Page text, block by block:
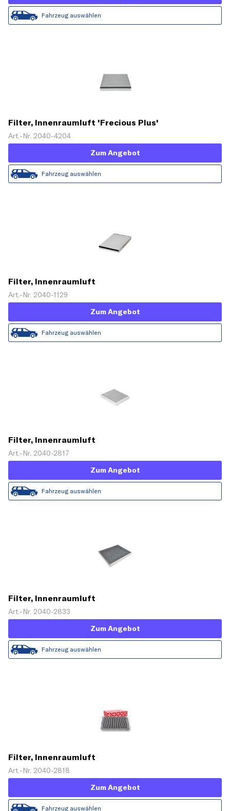
Fahrzeug auswählen
Filter, Innenraumluft 'Frecious Plus'
Art.-Nr. 2040-4204
Zum Angebot
Fahrzeug auswählen
Filter, Innenraumluft
Art.-Nr. 2040-1129
Zum Angebot
Fahrzeug auswählen
Filter, Innenraumluft
Art.-Nr. 2040-2817
Zum Angebot
Fahrzeug auswählen
Filter, Innenraumluft
Art.-Nr. 2040-2833
Zum Angebot
Fahrzeug auswählen
Filter, Innenraumluft
Art.-Nr. 2040-2818
Zum Angebot
Fahrzeug auswählen